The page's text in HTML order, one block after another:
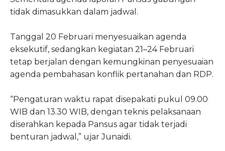
tidak dimasukkan dalam jadwal.
Tanggal 20 Februari menyesuaikan agenda
eksekutif, sedangkan kegiatan 21–24 Februari
tetap berjalan dengan kemungkinan penyesuaian
agenda pembahasan konflik pertanahan dan RDP.
“Pengaturan waktu rapat disepakati pukul 09.00
WIB dan 13.30 WIB, dengan teknis pelaksanaan
diserahkan kepada Pansus agar tidak terjadi
benturan jadwal,” ujar Junaidi.